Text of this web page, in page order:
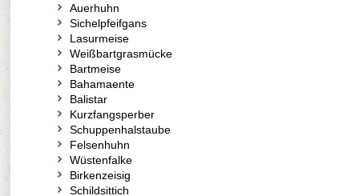
Auerhuhn
Sichelpfeifgans
Lasurmeise
Weißbartgrasmücke
Bartmeise
Bahamaente
Balistar
Kurzfangsperber
Schuppenhalstaube
Felsenhuhn
Wüstenfalke
Birkenzeisig
Schildsittich